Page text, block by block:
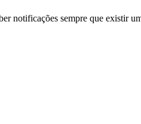
notificações sempre que existir